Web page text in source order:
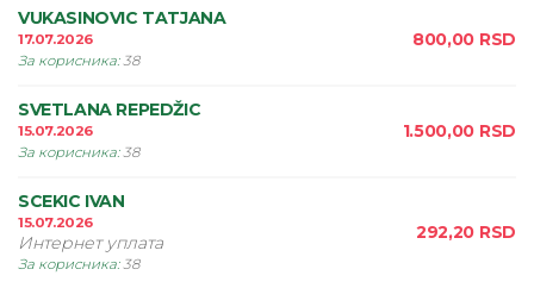
VUKASINOVIC TATJANA
17.07.2026
За корисника:38
800,00 RSD
SVETLANA REPEDŽIC
15.07.2026
За корисника:38
1.500,00 RSD
SCEKIC IVAN
15.07.2026
Интернет уплата
За корисника:38
292,20 RSD